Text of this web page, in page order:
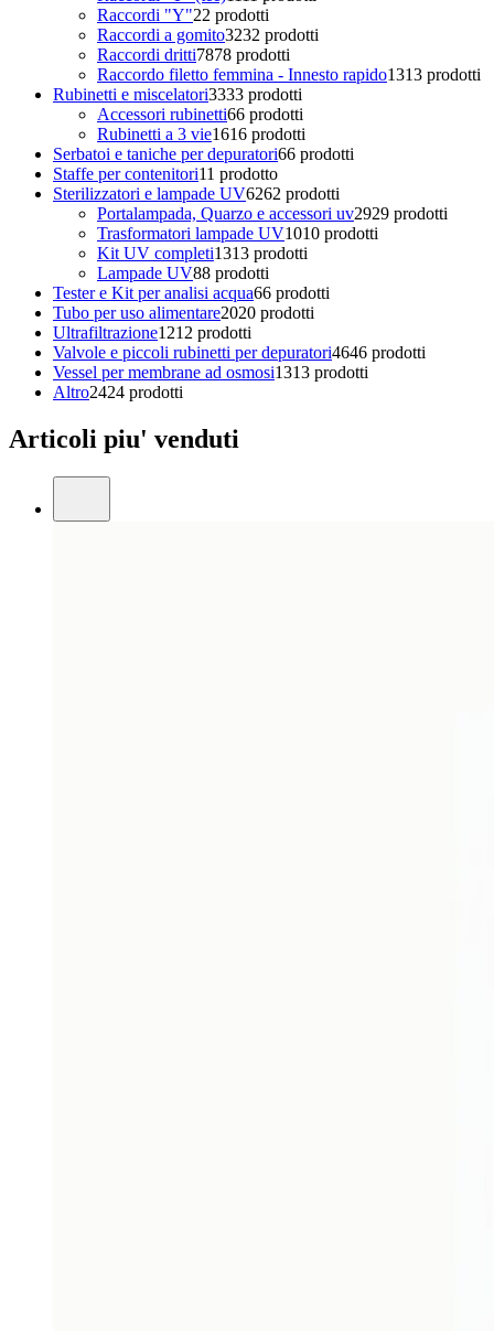
Raccordi "Y"22 prodotti
Raccordi a gomito3232 prodotti
Raccordi dritti7878 prodotti
Raccordo filetto femmina - Innesto rapido1313 prodotti
Rubinetti e miscelatori3333 prodotti
Accessori rubinetti66 prodotti
Rubinetti a 3 vie1616 prodotti
Serbatoi e taniche per depuratori66 prodotti
Staffe per contenitori11 prodotto
Sterilizzatori e lampade UV6262 prodotti
Portalampada, Quarzo e accessori uv2929 prodotti
Trasformatori lampade UV1010 prodotti
Kit UV completi1313 prodotti
Lampade UV88 prodotti
Tester e Kit per analisi acqua66 prodotti
Tubo per uso alimentare2020 prodotti
Ultrafiltrazione1212 prodotti
Valvole e piccoli rubinetti per depuratori4646 prodotti
Vessel per membrane ad osmosi1313 prodotti
Altro2424 prodotti
Articoli piu' venduti